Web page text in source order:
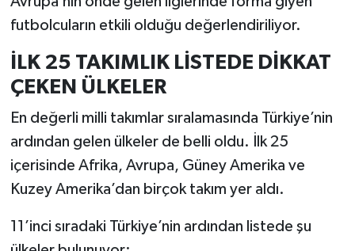
futbolcuların etkili olduğu değerlendiriliyor.
İLK 25 TAKIMLIK LİSTEDE DİKKAT
ÇEKEN ÜLKELER
En değerli milli takımlar sıralamasında Türkiye’nin
ardından gelen ülkeler de belli oldu. İlk 25
içerisinde Afrika, Avrupa, Güney Amerika ve
Kuzey Amerika’dan birçok takım yer aldı.
11’inci sıradaki Türkiye’nin ardından listede şu